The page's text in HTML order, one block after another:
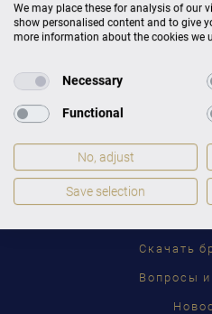
PУССКИЙ
DEUTSCH
ENGLISH
FRANÇAIS
PУССКИЙ
Скачать
Вопросы
We may place these for analysis of our
show personalised content and to give
more information about the cookies we
Necessary
Functional
No, adjust
Save selection